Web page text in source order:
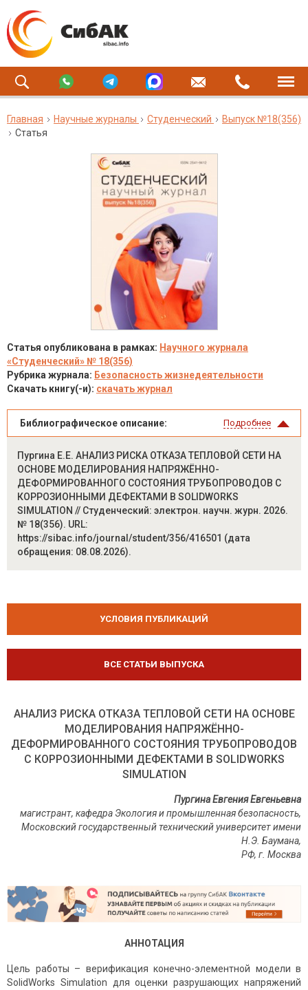
Главная Научные журналы Студенческий
Выпуск №18(356)
Статья
Статья опубликована в рамках: Научного журнала
«Студенческий» № 18(356)
Рубрика журнала: Безопасность жизнедеятельности
Скачать книгу(-и): скачать журнал
Библиографическое описание: Подробнее
Пургина Е.Е. АНАЛИЗ РИСКА ОТКАЗА ТЕПЛОВОЙ СЕТИ НА
ОСНОВЕ МОДЕЛИРОВАНИЯ НАПРЯЖЁННО-
ДЕФОРМИРОВАННОГО СОСТОЯНИЯ ТРУБОПРОВОДОВ С
КОРРОЗИОННЫМИ ДЕФЕКТАМИ В SOLIDWORKS
SIMULATION // Студенческий: электрон. научн. журн. 2026.
№ 18(356). URL:
https://sibac.info/journal/student/356/416501 (дата
обращения: 08.08.2026).
УСЛОВИЯ ПУБЛИКАЦИЙ
ВСЕ СТАТЬИ ВЫПУСКА
АНАЛИЗ РИСКА ОТКАЗА ТЕПЛОВОЙ СЕТИ НА ОСНОВЕ
МОДЕЛИРОВАНИЯ НАПРЯЖЁННО-
ДЕФОРМИРОВАННОГО СОСТОЯНИЯ ТРУБОПРОВОДОВ
С КОРРОЗИОННЫМИ ДЕФЕКТАМИ В SOLIDWORKS
SIMULATION
Пургина Евгения Евгеньевна
магистрант, кафедра Экология и промышленная безопасность,
Московский государственный технический университет имени
Н.Э. Баумана,
РФ, г. Москва
АННОТАЦИЯ
Цель работы – верификация конечно-элементной модели в
SolidWorks Simulation для оценки разрушающих напряжений